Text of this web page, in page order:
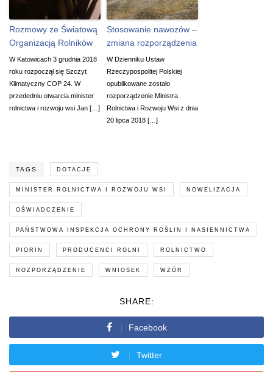
Rozmowy ze Światową
Organizacją Rolników
W Katowicach 3 grudnia 2018
roku rozpoczął się Szczyt
Klimatyczny COP 24. W
przededniu otwarcia minister
rolnictwa i rozwoju wsi Jan […]
Stosowanie nawozów –
zmiana rozporządzenia
W Dzienniku Ustaw
Rzeczypospolitej Polskiej
opublikowane zostało
rozporządzenie Ministra
Rolnictwa i Rozwoju Wsi z dnia
20 lipca 2018 […]
TAGS DOTACJE
MINISTER ROLNICTWA I ROZWOJU WSI NOWELIZACJA
OŚWIADCZENIE
PAŃSTWOWA INSPEKCJA OCHRONY ROŚLIN I NASIENNICTWA
PIORIN PRODUCENCI ROLNI ROLNICTWO
ROZPORZĄDZENIE WNIOSEK WZÓR
SHARE:
Facebook
Twitter